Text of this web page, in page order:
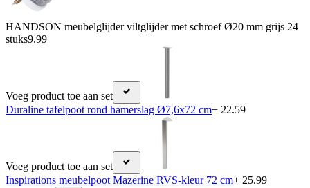
HANDSON meubelglijder viltglijder met schroef Ø20 mm grijs 24
stuks9.99
Voeg product toe aan set
Duraline tafelpoot rond hamerslag Ø7,6x72 cm+ 22.59
Voeg product toe aan set
Inspirations meubelpoot Mazerine RVS-kleur 72 cm+ 25.99